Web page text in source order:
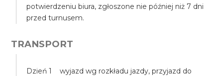
potwierdzeniu biura, zgłoszone nie później niż 7 dni
przed turnusem.
TRANSPORT
Dzień 1 wyjazd wg rozkładu jazdy, przyjazd do